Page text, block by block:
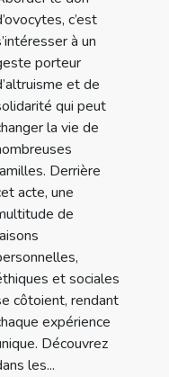
c’est
à un
porteur
et de
qui peut
la vie de
Derrière
acte, une
de
et sociales
côtoient, rendant
expérience
Découvrez
les...